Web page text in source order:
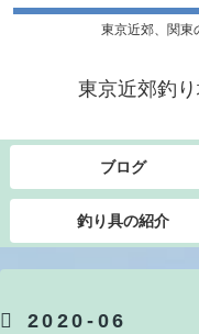
東京近郊、関東
東京近郊釣
ブログ
釣り具の紹介
2020-06